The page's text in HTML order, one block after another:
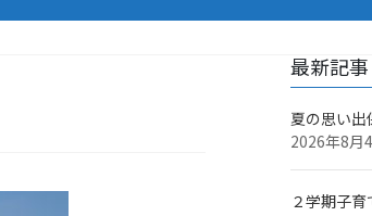
最新記事
夏の思い出
2026年8月
２学期子